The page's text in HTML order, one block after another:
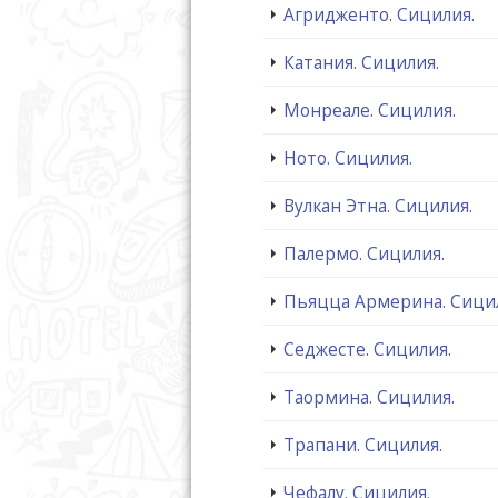
Агридженто. Сицилия.
Катания. Сицилия.
Монреале. Сицилия.
Ното. Сицилия.
Вулкан Этна. Сицилия.
Палермо. Сицилия.
Пьяцца Армерина.
Седжесте. Сицилия.
Таормина. Сицилия.
Трапани. Сицилия.
Чефалу. Сицилия.